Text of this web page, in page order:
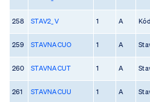
258 STAV2_V 1 A
259 STAVNACUO 1 A
260 STAVNACUT 1 A
261 STAVNACUU 1 A